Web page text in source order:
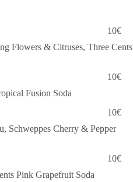
10€
Flowers & Citruses, Three Cents
10€
Fusion Soda
10€
Schweppes Cherry & Pepper
10€
Pink Grapefruit Soda